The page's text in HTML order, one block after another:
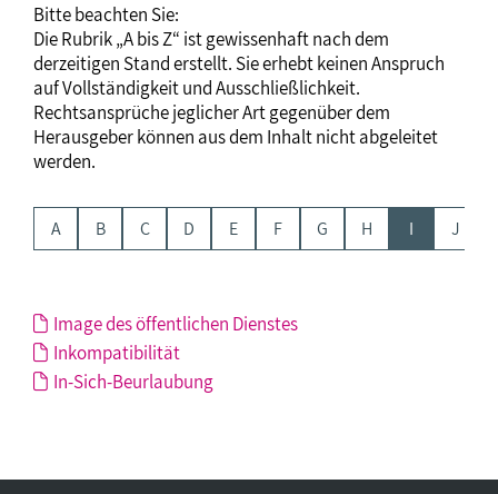
Bitte beachten Sie:
Die Rubrik „A bis Z“ ist gewissenhaft nach dem
derzeitigen Stand erstellt. Sie erhebt keinen Anspruch
auf Vollständigkeit und Ausschließlichkeit.
Rechtsansprüche jeglicher Art gegenüber dem
Herausgeber können aus dem Inhalt nicht abgeleitet
werden.
A B C D E F G H I J
Image des öffentlichen Dienstes
Inkompatibilität
In-Sich-Beurlaubung